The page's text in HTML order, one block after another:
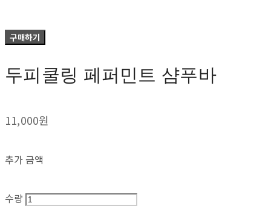
구매하기
두피쿨링 페퍼민트 샴푸바
11,000원
추가 금액
수량